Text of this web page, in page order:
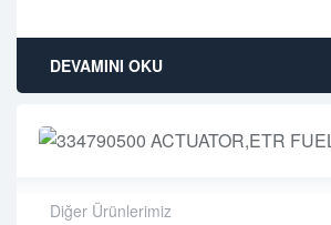
DEVAMINI OKU
Diğer Ürünlerimiz